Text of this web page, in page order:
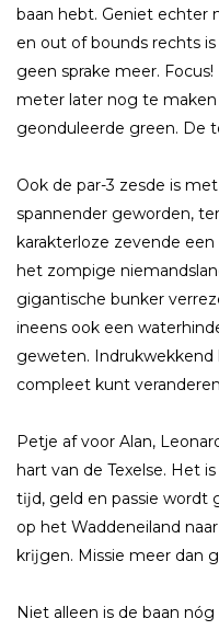
baan hebt. Geniet echter
en out of bounds rechts is
geen sprake meer.
meter later nog te
geonduleerde green. De
Ook de par-3 zesde is
spannender geworden,
karakterloze zevende
het zompige
gigantische bunker
ineens ook een
geweten.
compleet kunt
Petje af voor Alan,
hart van de Texelse. Het
tĳd, geld en passie wordt
op het Waddeneiland
krĳgen. Missie meer dan
Niet alleen is de baan